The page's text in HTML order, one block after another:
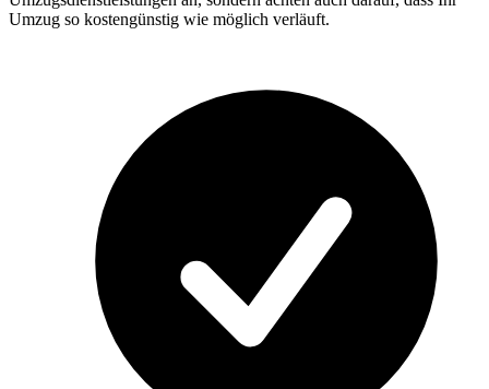
Umzug so kostengünstig wie möglich verläuft.